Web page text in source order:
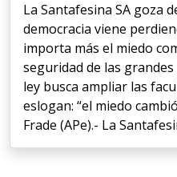
La Santafesina SA goza
democracia viene
importa más el miedo
seguridad de las
ley busca ampliar las
eslogan: “el miedo
Frade (APe).- La